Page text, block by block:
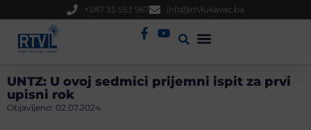
+387 35 553 967 info@rtvlukavac.ba
UNTZ: U ovoj sedmici prijemni ispit za prvi
upisni rok
Objavljeno: 02.07.2024.